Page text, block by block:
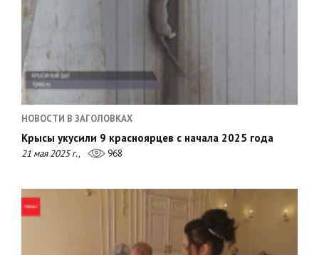
НОВОСТИ В ЗАГОЛОВКАХ
Крысы укусили 9 красноярцев с начала 2025 года
21 мая 2025 г., 968